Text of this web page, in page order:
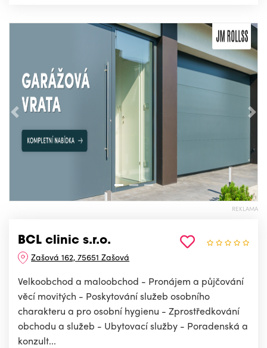
Předchozí
REKLAMA
BCL clinic s.r.o.
Zašová 162, 75651 Zašová
Velkoobchod a maloobchod - Pronájem a půjčování
věcí movitých - Poskytování služeb osobního
charakteru a pro osobní hygienu - Zprostředkování
obchodu a služeb - Ubytovací služby - Poradenská a
konzult...